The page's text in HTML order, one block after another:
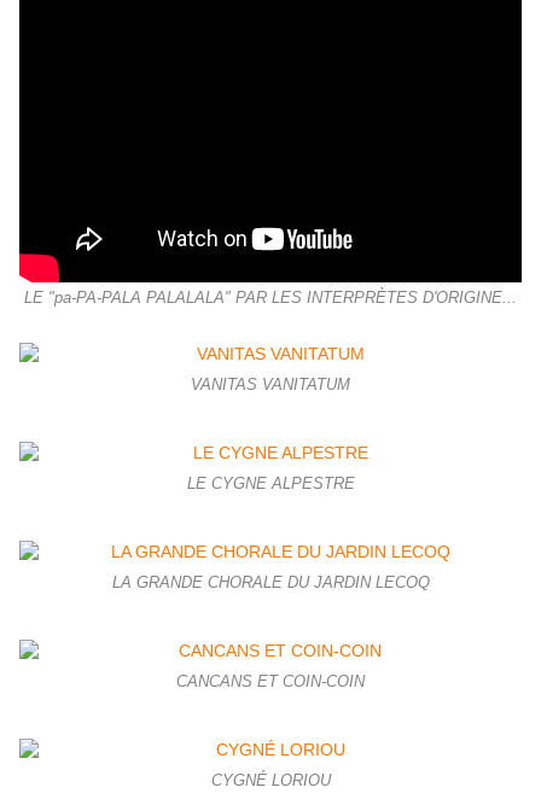
LE "pa-PA-PALA PALALALA" PAR LES INTERPRÈTES D'ORIGINE...
VANITAS VANITATUM
LE CYGNE ALPESTRE
LA GRANDE CHORALE DU JARDIN LECOQ
CANCANS ET COIN-COIN
CYGNÉ LORIOU